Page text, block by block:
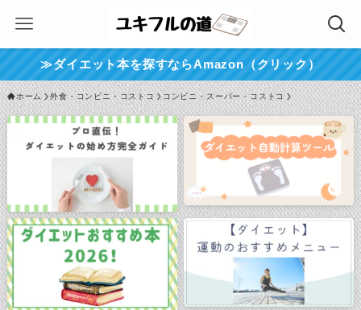
≫ダイエット本を探すならAmazon（クリック）
ホーム 外食・コンビニ・コストコ コンビニ・スーパー・コストコ